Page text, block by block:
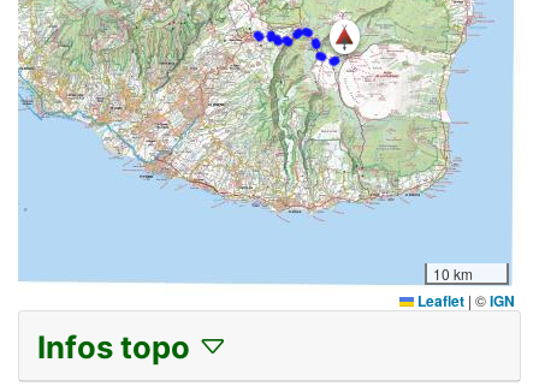
10 km
Leaflet | ©IGN
Infos topo